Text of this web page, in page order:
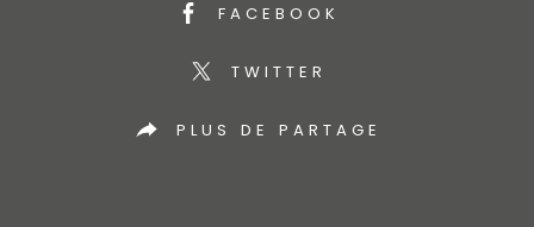
FACEBOOK
TWITTER
PLUS DE PARTAGE